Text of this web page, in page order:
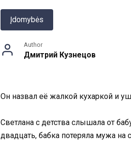
Įdomybės
Author
Дмитрий Кузнецов
Он назвал её жалкой кухаркой и
Светлана с детства слышала от
двадцать, бабка потеряла мужа на